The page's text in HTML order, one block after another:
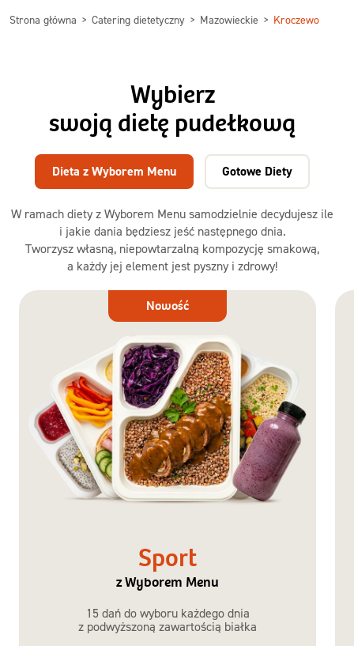
Strona główna Catering dietetyczny Mazowieckie Kroczewo
Wybierz
swoją dietę pudełkową
W ramach diety z Wyborem Menu samodzielnie decydujesz ile
i jakie dania będziesz jeść następnego dnia.
Tworzysz własną, niepowtarzalną kompozycję smakową,
a każdy jej element jest pyszny i zdrowy!
Dieta z Wyborem Menu Gotowe Diety
Dieta
Nowość
Sport
z Wyborem Menu
15 dań do wyboru każdego dnia
z podwyższoną zawartością białka